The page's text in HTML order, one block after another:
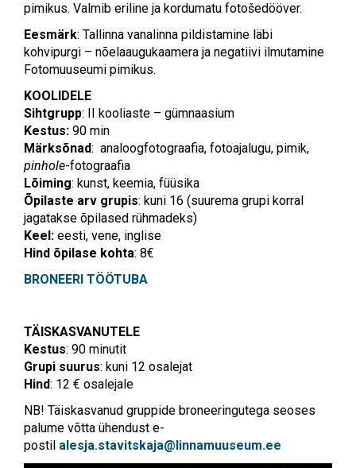
pimikus. Valmib eriline ja kordumatu fotošedööver.
Eesmärk: Tallinna vanalinna pildistamine läbi
kohvipurgi – nõelaaugukaamera ja negatiivi ilmutamine
Fotomuuseumi pimikus.
KOOLIDELE
Sihtgrupp: II kooliaste – gümnaasium
Kestus: 90 min
Märksõnad: analoogfotograafia, fotoajalugu, pimik,
pinhole-fotograafia
Lõiming: kunst, keemia, füüsika
Õpilaste arv grupis: kuni 16 (suurema grupi korral
jagatakse õpilased rühmadeks)
Keel: eesti, vene, inglise
Hind õpilase kohta: 8€
BRONEERI TÖÖTUBA
TÄISKASVANUTELE
Kestus: 90 minutit
Grupi suurus: kuni 12 osalejat
Hind: 12 € osalejale
NB! Täiskasvanud gruppide broneeringutega seoses
palume võtta ühendust e-
postil alesja.stavitskaja@linnamuuseum.ee